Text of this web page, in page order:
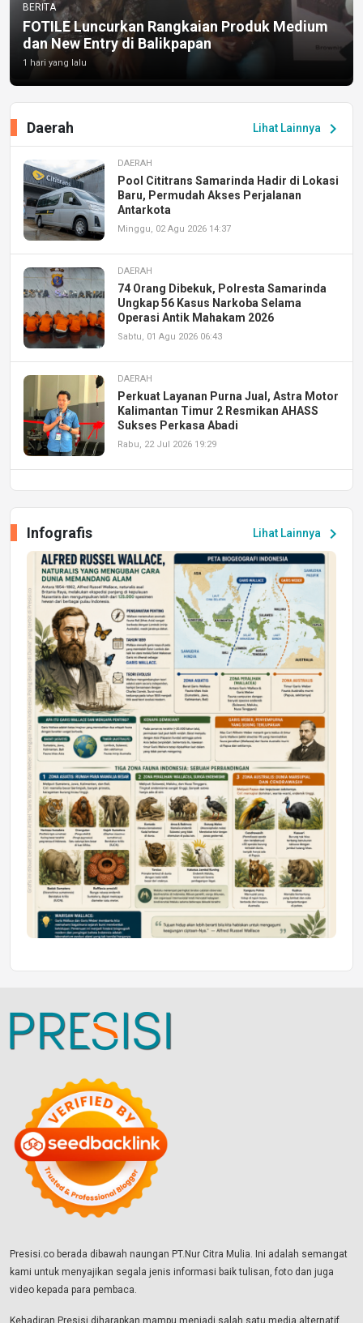
BERITA
FOTILE Luncurkan Rangkaian Produk Medium
dan New Entry di Balikpapan
1 hari yang lalu
Lihat Lainnya chevron_right
Daerah
DAERAH
Pool Cititrans Samarinda Hadir di Lokasi
Baru, Permudah Akses Perjalanan
Antarkota
Minggu, 02 Agu 2026 14:37
DAERAH
74 Orang Dibekuk, Polresta Samarinda
Ungkap 56 Kasus Narkoba Selama
Operasi Antik Mahakam 2026
Sabtu, 01 Agu 2026 06:43
DAERAH
Perkuat Layanan Purna Jual, Astra Motor
Kalimantan Timur 2 Resmikan AHASS
Sukses Perkasa Abadi
Rabu, 22 Jul 2026 19:29
Peluang Kerja dan Magang
Jumat, 17 Jul 2026 22:30
DAERAH
Astra Motor Kalimantan Timur 2 Dukung
Mahasiswa Samarinda dalam Astra
Honda SDGs Future Leaders 2026
Jumat, 10 Jul 2026 19:01
Lihat Lainnya chevron_right
Infografis
Presisi.co berada dibawah naungan PT.Nur Citra Mulia. Ini adalah semangat
kami untuk menyajikan segala jenis informasi baik tulisan, foto dan juga
video kepada para pembaca.
Kehadiran Presisi diharapkan mampu menjadi salah satu media alternatif